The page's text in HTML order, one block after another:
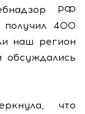
РФ
получил 400
наш регион
обсуждались
что